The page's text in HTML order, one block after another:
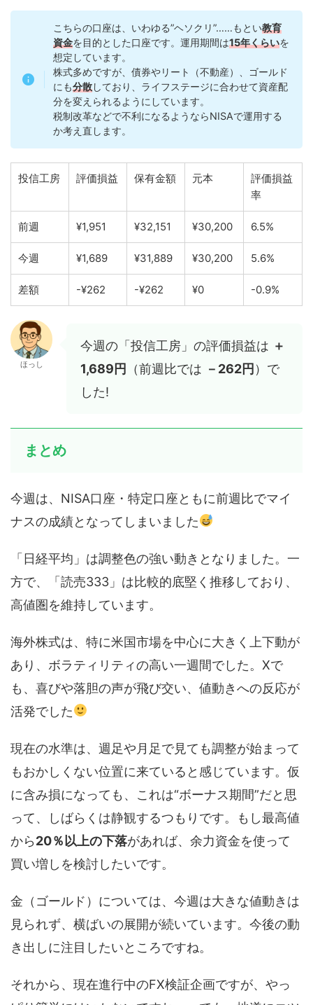
こちらの口座は、いわゆる”ヘソクリ”……もとい教育
資金を目的とした口座です。運用期間は15年くらいを
想定しています。
株式多めですが、債券やリート（不動産）、ゴールド
にも分散しており、ライフステージに合わせて資産配
分を変えられるようにしています。
税制改革などで不利になるようならNISAで運用する
か考え直します。
投信工房 評価損益 保有金額 元本
評価損益
率
前週 ¥1,951 ¥32,151 ¥30,200 6.5%
今週 ¥1,689 ¥31,889 ¥30,200 5.6%
差額 -¥262 -¥262 ¥0 -0.9%
ほっし
今週の「投信工房」の評価損益は ＋
1,689円 （前週比では －262円）で
した!
まとめ
今週は、NISA口座・特定口座ともに前週比でマイ
ナスの成績となってしまいました
「日経平均」は調整色の強い動きとなりました。一
方で、「読売333」は比較的底堅く推移しており、
高値圏を維持しています。
海外株式は、特に米国市場を中心に大きく上下動が
あり、ボラティリティの高い一週間でした。Xで
も、喜びや落胆の声が飛び交い、値動きへの反応が
活発でした
現在の水準は、週足や月足で見ても調整が始まって
もおかしくない位置に来ていると感じています。仮
に含み損になっても、これは“ボーナス期間”だと思
って、しばらくは静観するつもりです。もし最高値
から20％以上の下落があれば、余力資金を使って
買い増しを検討したいです。
金（ゴールド）については、今週は大きな値動きは
見られず、横ばいの展開が続いています。今後の動
き出しに注目したいところですね。
それから、現在進行中のFX検証企画ですが、やっ